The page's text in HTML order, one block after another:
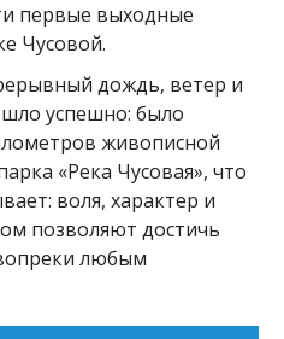
первые выходные
Чусовой.
дождь, ветер и
успешно: было
живописной
«Река Чусовая», что
воля, характер и
позволяют достичь
любым